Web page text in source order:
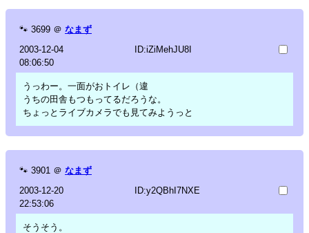
🐾 3699 ＠ なまず
2003-12-04
08:06:50
ID:iZiMehJU8I
うっわー。一面がおトイレ（違
うちの田舎もつもってるだろうな。
ちょっとライブカメラでも見てみようっと
🐾 3901 ＠ なまず
2003-12-20
22:53:06
ID:y2QBhI7NXE
そうそう。